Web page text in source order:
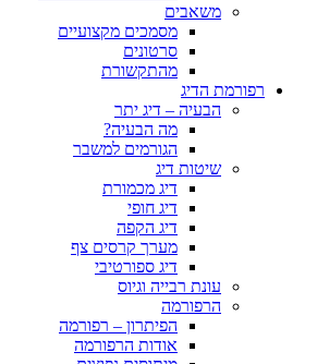
משאבים
מסמכים מקצועיים
סרטונים
מהתקשורת
רפורמת הדיג
הבעיה – דיג יתר
מה הבעיה?
הגורמים למשבר
שיטות דיג
דיג מכמורת
דיג חופי
דיג הקפה
מערך קרסים צף
דיג ספורטיבי
עונת רבייה וגיוס
הרפורמה
הפיתרון – רפורמה
אודות הרפורמה